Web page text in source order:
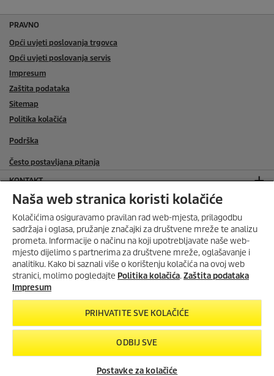
ISKORISTI DO 30%
POPUSTA U KOLOVOZU
popustanadodatkeza
višenamjenske usisavače.
Vrijedi od1.8.2026. do 31.8.2026.
PRAVNO
Opći uvjeti poslovanja trgovca
Opći uvjeti poslovanja servis
Impresum
Zaštita podataka
Sitemap
Politika kolačića
Podrška
Često postavljana pitanja
KONTAKT
SERVIS
SOCIAL MEDIA
ONLINE TRGOVINA
ONLINE TRGOVINA KONTAKT
BESPLATNA DOSTAVA ZA SVE ONLINE NARUDŽBE IZNAD 100 EURA
Naša web stranica koristi kolačiće
Kolačićima osiguravamo pravilan rad web-mjesta, prilagodbu
sadržaja i oglasa, pružanje značajki za društvene mreže te analizu
prometa. Informacije o načinu na koji upotrebljavate naše web-
mjesto dijelimo s partnerima za društvene mreže, oglašavanje i
analitiku. Kako bi saznali više o korištenju kolačića na ovoj web
stranici, molimo pogledajte Politika kolačića.Zaštita podataka
Impresum
PRIHVATITE SVE KOLAČIĆE
ODBIJ SVE
Postavke za kolačiće